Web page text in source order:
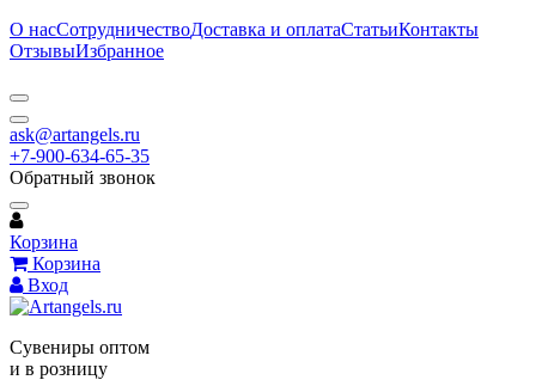
О насСотрудничествоДоставка и оплатаСтатьиКонтакты
ОтзывыИзбранное
ask@artangels.ru
+7-900-634-65-35
Обратный звонок
Корзина
Корзина
Вход
Сувениры оптом
и в розницу